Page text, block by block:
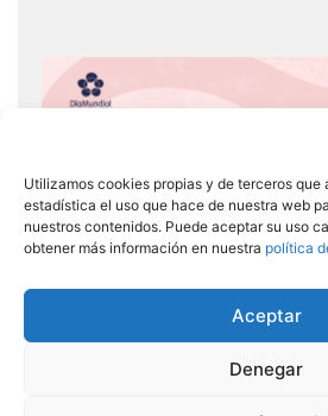
Utilizamos cookies propias y de terceros que
estadística el uso que hace de nuestra web
nuestros contenidos. Puede aceptar su uso
obtener más información en nuestra política
Aceptar
Denegar